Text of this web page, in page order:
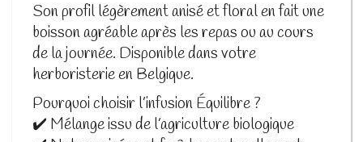
Son profil légèrement anisé et floral en fait une
boisson agréable après les repas ou au cours
de la journée. Disponible dans votre
herboristerie en Belgique.
Pourquoi choisir l’infusion Équilibre ?
✔️ Mélange issu de l’agriculture biologique